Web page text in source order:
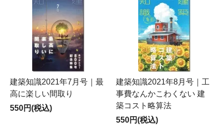
建築知識2021年7月号｜最
高に楽しい間取り
550円(税込)
建築知識2021年8月号｜工
事費なんかこわくない 建
築コスト略算法
550円(税込)